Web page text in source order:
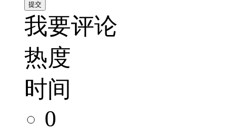
我要评论
热度
时间
0